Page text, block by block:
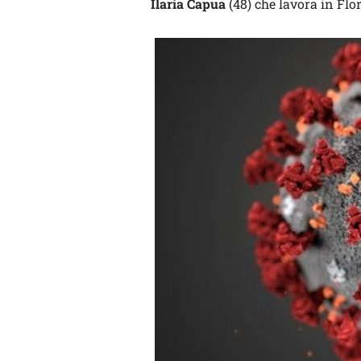
Ilaria Capua (48) che lavora in